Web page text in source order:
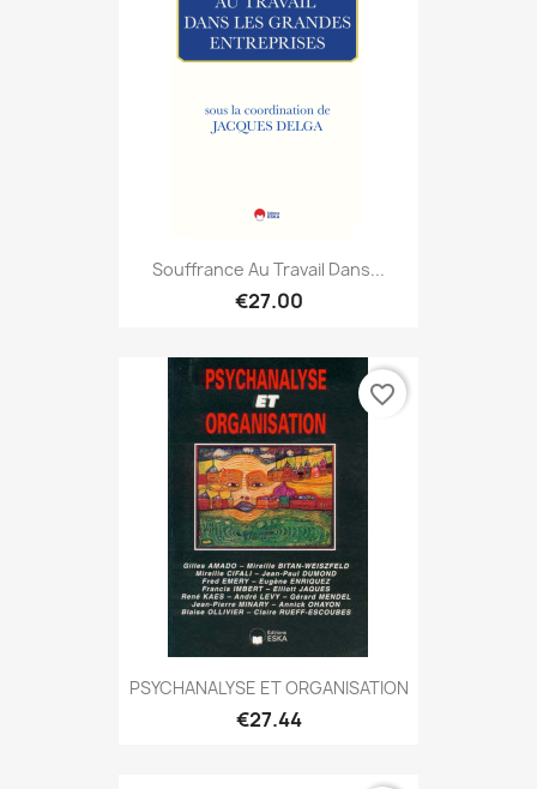
Souffrance Au Travail Dans...
€27.00
PSYCHANALYSE ET ORGANISATION
€27.44
favorite_border